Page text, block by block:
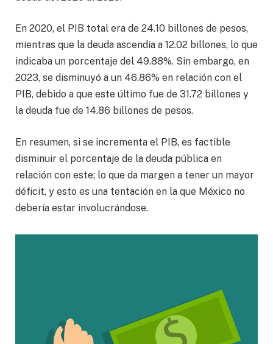
En 2020, el PIB total era de 24.10 billones de pesos,
mientras que la deuda ascendía a 12.02 billones, lo que
indicaba un porcentaje del 49.88%. Sin embargo, en
2023, se disminuyó a un 46.86% en relación con el
PIB, debido a que este último fue de 31.72 billones y
la deuda fue de 14.86 billones de pesos.
En resumen, si se incrementa el PIB, es factible
disminuir el porcentaje de la deuda pública en
relación con este; lo que da margen a tener un mayor
déficit, y esto es una tentación en la que México no
debería estar involucrándose.